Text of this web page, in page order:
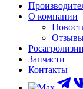
Каталог
О компании
Отзывы
Росагролизинг
Запчасти
Контакты